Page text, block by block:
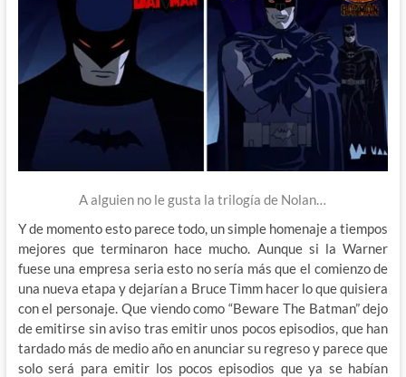
A alguien no le gusta la trilogía de Nolan…
Y de momento esto parece todo, un simple homenaje a tiempos
mejores que terminaron hace mucho. Aunque si la Warner
fuese una empresa seria esto no sería más que el comienzo de
una nueva etapa y dejarían a Bruce Timm hacer lo que quisiera
con el personaje. Que viendo como “Beware The Batman” dejo
de emitirse sin aviso tras emitir unos pocos episodios, que han
tardado más de medio año en anunciar su regreso y parece que
solo será para emitir los pocos episodios que ya se habían